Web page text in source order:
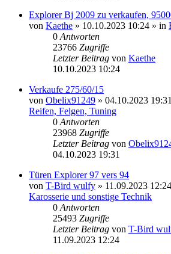
Explorer Bj 2009 zu verkaufen,
von Kaethe » 10.10.2023 10:24 » in
0 Antworten
23766 Zugriffe
Letzter Beitrag von Kaethe
10.10.2023 10:24
Verkaufe 275/60/15
von Obelix91249 » 04.10.2023 19:31
Reifen, Felgen, Tuning
0 Antworten
23968 Zugriffe
Letzter Beitrag von
04.10.2023 19:31
Türen Explorer 97 vers 94
von T-Bird wulfy » 11.09.2023 12:24
Karosserie und sonstige Technik
0 Antworten
25493 Zugriffe
Letzter Beitrag von T-Bird
11.09.2023 12:24